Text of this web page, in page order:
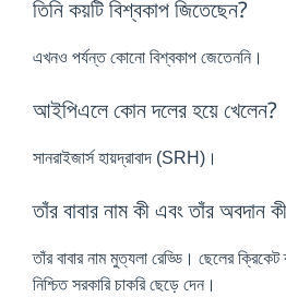
তিনি কয়টি বিশ্বকাপ জিতেছেন?
এখনও পর্যন্ত কোনো বিশ্বকাপ জেতেননি।
আইপিএলে কোন দলের হয়ে খেলেন?
সানরাইজার্স হায়দ্রাবাদ (SRH)।
তাঁর বাবার নাম কী এবং তাঁর অবদান
তাঁর বাবার নাম মুত্যলা রেড্ডি। ছেলের ক্রিকেট
নিশ্চিত সরকারি চাকরি ছেড়ে দেন।